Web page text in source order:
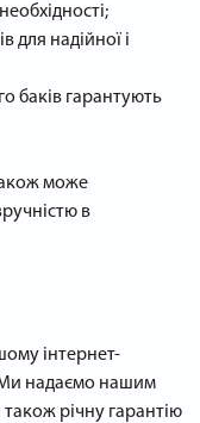
для надійної і
баків гарантують
може
в
інтернет-
Ми надаємо нашим
також річну гарантію